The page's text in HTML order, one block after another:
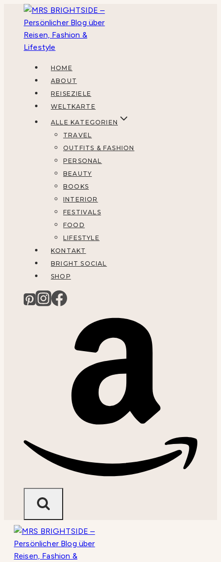
springen
HOME
ABOUT
REISEZIELE
WELTKARTE
ALLE KATEGORIEN
TRAVEL
OUTFITS & FASHION
PERSONAL
BEAUTY
BOOKS
INTERIOR
FESTIVALS
FOOD
LIFESTYLE
KONTAKT
BRIGHT SOCIAL
SHOP